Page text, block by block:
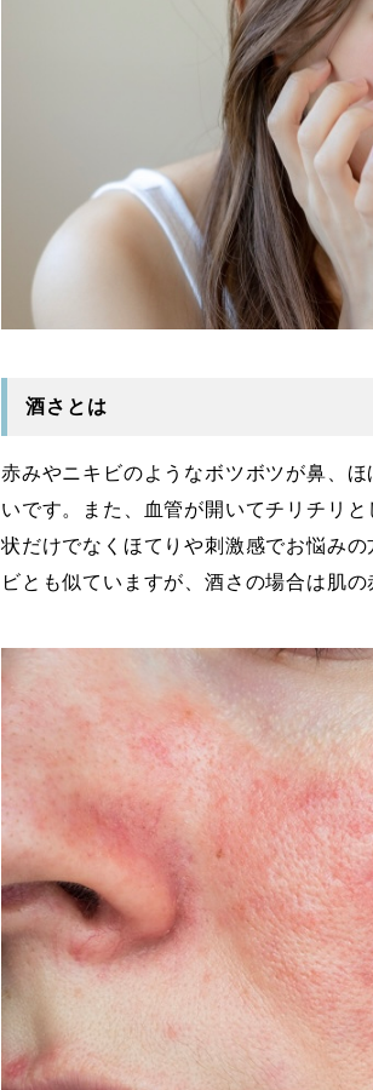
酒さとは
赤みやニキビのようなボツボツが鼻、
いです。また、血管が開いてチリチリ
状だけでなくほてりや刺激感でお悩み
ビとも似ていますが、酒さの場合は肌の